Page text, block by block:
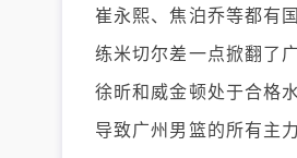
崔永熙、焦泊乔等都有
练米切尔差一点掀翻了
徐昕和威金顿处于合格
导致广州男篮的所有主